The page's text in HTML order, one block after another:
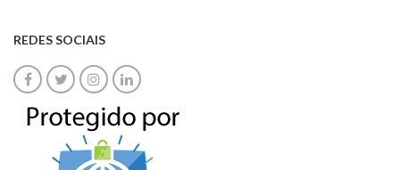
REDES SOCIAIS